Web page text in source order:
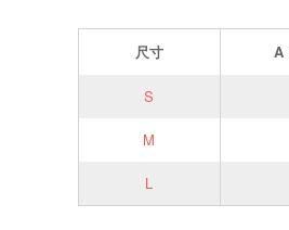
尺寸 A
S
M
L